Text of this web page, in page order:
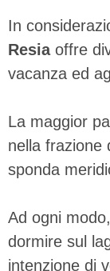
In
Resia offre
vacanza ed
La maggior
nella frazione
sponda
Ad ogni
dormire sul
intenzione di